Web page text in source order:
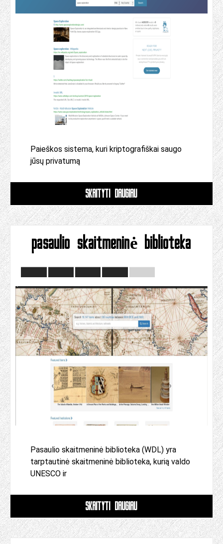
Paieškos sistema, kuri kriptografiškai saugo
jūsų privatumą
SKAITYTI DAUGIAU
pasaulio skaitmeninė biblioteka
Pasaulio skaitmeninė biblioteka (WDL) yra
tarptautinė skaitmeninė biblioteka, kurią valdo
UNESCO ir
SKAITYTI DAUGIAU